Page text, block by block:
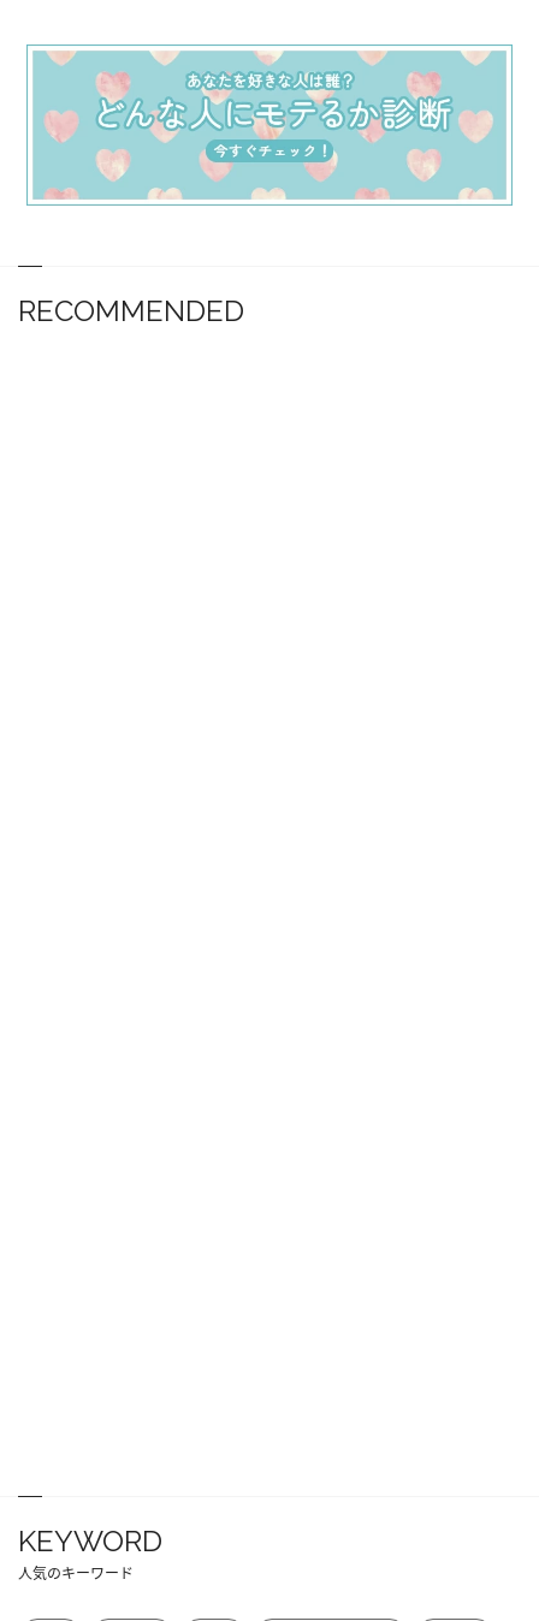
RECOMMENDED
KEYWORD
人気のキーワード